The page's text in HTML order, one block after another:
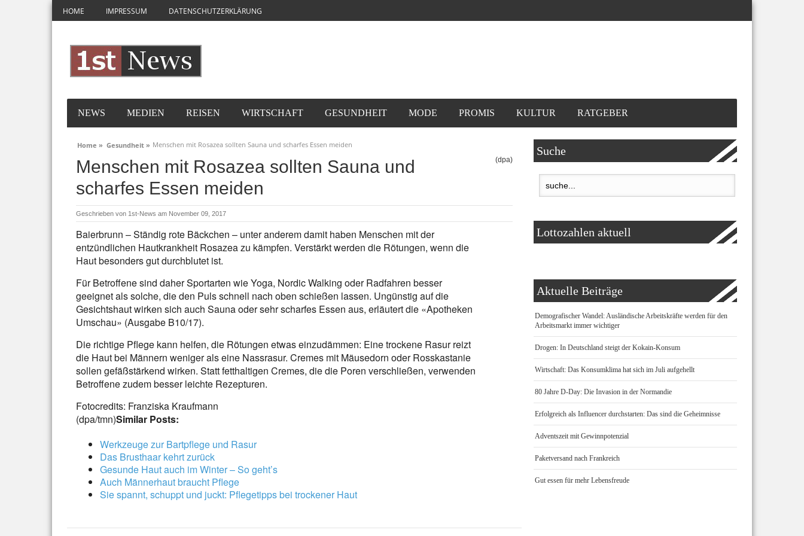
HOME IMPRESSUM DATENSCHUTZERKLÄRUNG
NEWS MEDIEN REISEN WIRTSCHAFT GESUNDHEIT MODE PROMIS KULTUR RATGEBER
Home » Gesundheit » Menschen mit Rosazea sollten Sauna und scharfes Essen meiden
Menschen mit Rosazea sollten Sauna und
scharfes Essen meiden
(dpa)
Geschrieben von 1st-News am November 09, 2017
Baierbrunn – Ständig rote Bäckchen – unter anderem damit haben Menschen mit der
entzündlichen Hautkrankheit Rosazea zu kämpfen. Verstärkt werden die Rötungen, wenn die
Haut besonders gut durchblutet ist.
Für Betroffene sind daher Sportarten wie Yoga, Nordic Walking oder Radfahren besser
geeignet als solche, die den Puls schnell nach oben schießen lassen. Ungünstig auf die
Gesichtshaut wirken sich auch Sauna oder sehr scharfes Essen aus, erläutert die «Apotheken
Umschau» (Ausgabe B10/17).
Die richtige Pflege kann helfen, die Rötungen etwas einzudämmen: Eine trockene Rasur reizt
die Haut bei Männern weniger als eine Nassrasur. Cremes mit Mäusedorn oder Rosskastanie
sollen gefäßstärkend wirken. Statt fetthaltigen Cremes, die die Poren verschließen, verwenden
Betroffene zudem besser leichte Rezepturen.
Fotocredits: Franziska Kraufmann
(dpa/tmn)Similar Posts:
Werkzeuge zur Bartpflege und Rasur
Das Brusthaar kehrt zurück
Gesunde Haut auch im Winter – So geht’s
Auch Männerhaut braucht Pflege
Sie spannt, schuppt und juckt: Pflegetipps bei trockener Haut
Suche
Lottozahlen aktuell
Aktuelle Beiträge
Demografischer Wandel: Ausländische Arbeitskräfte werden für den
Arbeitsmarkt immer wichtiger
Drogen: In Deutschland steigt der Kokain-Konsum
Wirtschaft: Das Konsumklima hat sich im Juli aufgehellt
80 Jahre D-Day: Die Invasion in der Normandie
Erfolgreich als Influencer durchstarten: Das sind die Geheimnisse
Adventszeit mit Gewinnpotenzial
Paketversand nach Frankreich
Gut essen für mehr Lebensfreude